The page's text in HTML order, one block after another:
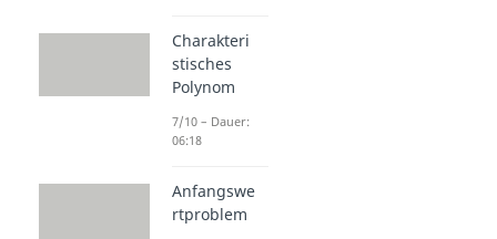
Charakteri
stisches
Polynom
7/10 – Dauer:
06:18
Anfangswe
rtproblem